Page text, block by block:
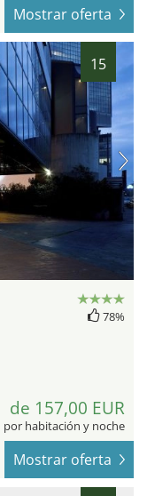
Mostrar oferta
15
78%
de 157,00 EUR
por habitación y noche
Mostrar oferta